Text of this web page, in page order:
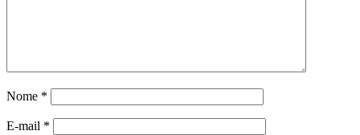
Nome *
E-mail *